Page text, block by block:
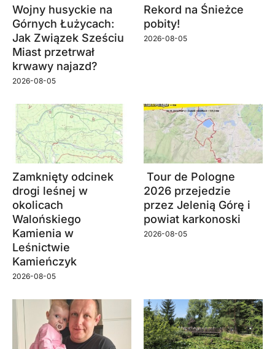
Wojny husyckie na
Górnych Łużycach:
Jak Związek Sześciu
Miast przetrwał
krwawy najazd?
2026-08-05
Rekord na Śnieżce
pobity!
2026-08-05
Zamknięty odcinek
drogi leśnej w
okolicach
Walońskiego
Kamienia w
Leśnictwie
Kamieńczyk
2026-08-05
Tour de Pologne
2026 przejedzie
przez Jelenią Górę i
powiat karkonoski
2026-08-05